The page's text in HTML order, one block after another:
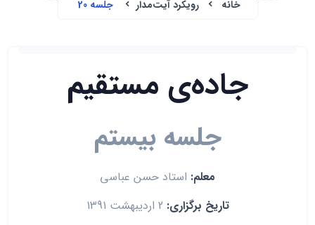
خانه رویکرد آیت‌مدار جلسه 20
جاده‌ی مستقيم
جلسه بیستم
معلم: استاد حسن عباسی
تاریخ برگزاری: 2 اردیبهشت 1391